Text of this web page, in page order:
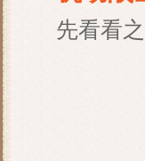
先看看